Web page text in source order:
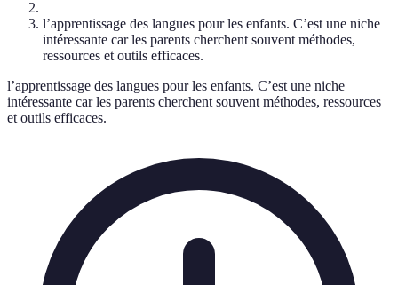
l’apprentissage des langues pour les enfants. C’est une niche
intéressante car les parents cherchent souvent méthodes,
ressources et outils efficaces.
l’apprentissage des langues pour les enfants. C’est une niche
intéressante car les parents cherchent souvent méthodes, ressources
et outils efficaces.